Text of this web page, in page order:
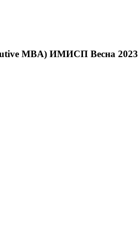
MBA) ИМИСП Весна 2023